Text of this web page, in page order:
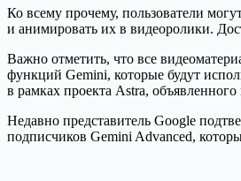
Ко всему прочему, пользователи
и анимировать их в видеоролики.
Важно отметить, что все
функций Gemini, которые будут
в рамках проекта Astra, объявленного
Недавно представитель Google
подписчиков Gemini Advanced,